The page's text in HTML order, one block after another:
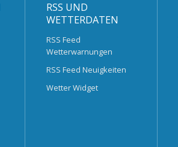
RSS UND
WETTERDATEN
RSS Feed
Wetterwarnungen
RSS Feed Neuigkeiten
Wetter Widget